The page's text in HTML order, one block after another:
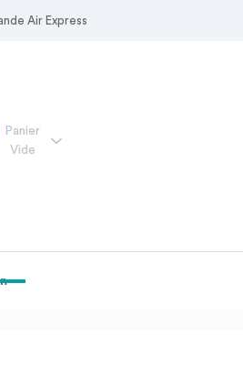
Air Express
Panier
Vide